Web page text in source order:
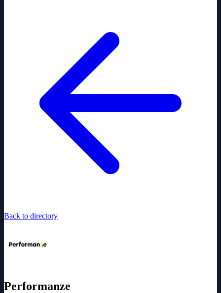
Back to directory
Performanze